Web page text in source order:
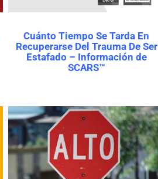
Cuánto Tiempo Se Tarda En
Recuperarse Del Trauma De Ser
Estafado – Información de
SCARS™